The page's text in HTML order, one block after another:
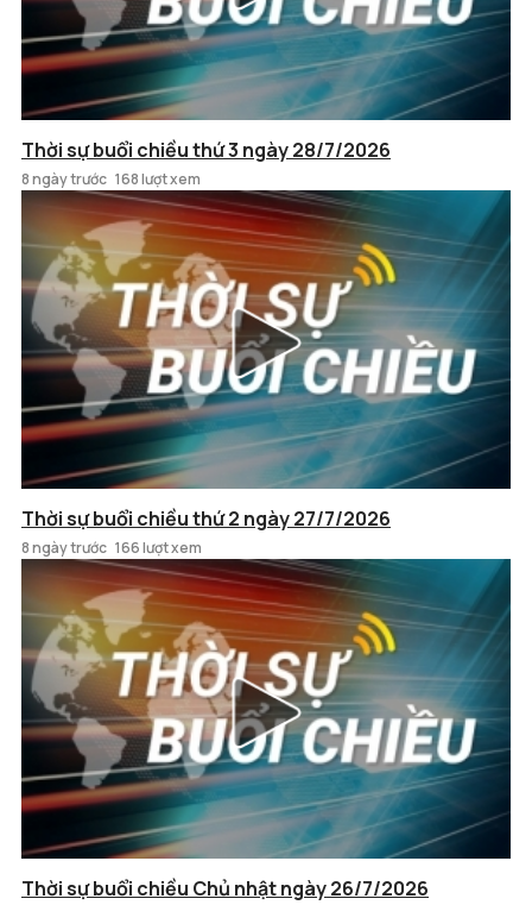
Thời sự buổi chiều thứ 3 ngày 28/7/2026
8 ngày trước 168 lượt xem
Thời sự buổi chiều thứ 2 ngày 27/7/2026
8 ngày trước 166 lượt xem
Thời sự buổi chiều Chủ nhật ngày 26/7/2026